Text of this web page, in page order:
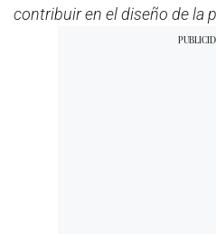
contribuir en el diseño de la